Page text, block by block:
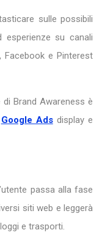
sulle possibili
su canali
Facebook e Pinterest
Brand Awareness è
Google Adsdisplay e
passa alla fase
siti web e leggerà
e trasporti.